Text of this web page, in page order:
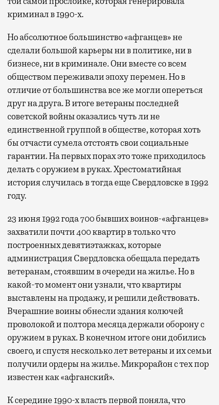
криминал в 1990-х.
Но абсолютное большинство «афганцев» не
сделали большой карьеры ни в политике, ни в
бизнесе, ни в криминале. Они вместе со всем
обществом переживали эпоху перемен. Но в
отличие от большинства все же могли опереться
друг на друга. В итоге ветераны последней
советской войны оказались чуть ли не
единственной группой в обществе, которая хоть
бы отчасти сумела отстоять свои социальные
гарантии. На первых порах это тоже приходилось
делать с оружием в руках. Хрестоматийная
история случилась в тогда еще Свердловске в 1992
году.
23 июня 1992 года 700 бывших воинов-«афганцев»
захватили почти 400 квартир в только что
построенных девятиэтажках, которые
администрация Свердловска обещала передать
ветеранам, стоявшим в очереди на жилье. Но в
какой-то момент они узнали, что квартиры
выставлены на продажу, и решили действовать.
Вчерашние воины обнесли здания колючей
проволокой и полтора месяца держали оборону с
оружием в руках. В конечном итоге они добились
своего, и спустя несколько лет ветераны и их семьи
получили ордеры на жилье. Микрорайон с тех пор
известен как «афганский».
К середине 1990-х власть первой поняла, что